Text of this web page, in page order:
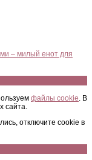
– милый енот для
файлы cookie. В
сайта.
отключите cookie в